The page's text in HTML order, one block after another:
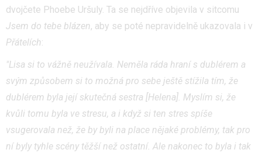
dvojčete Phoebe Uršuly. Ta se nejdříve objevila v sitcomu
Jsem do tebe blázen, aby se poté nepravidelně ukazovala i v
Přátelích:
"Lisa si to vážně neužívala. Neměla ráda hraní s dublérem a
svým způsobem si to možná pro sebe ještě stížila tím, že
dublérem byla její skutečná sestra [Helena]. Myslím si, že
kvůli tomu byla ve stresu, a i když si ten stres spíše
vsugerovala než, že by byli na place nějaké problémy, tak pro
ní byly tyhle scény těžší než ostatní. Ale nakonec to byla i tak